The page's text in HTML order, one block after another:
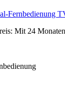
Mit 24